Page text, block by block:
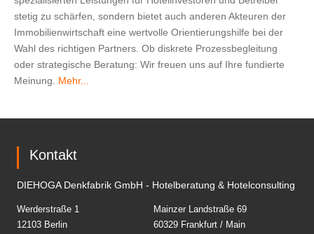
stetig zu schärfen, sondern bietet auch anderen Akteuren der
Immobilienwirtschaft eine wertvolle Orientierungshilfe bei der
Wahl des richtigen Partners. Ob diskrete Prozessbegleitung
oder strategische Beratung: Wir freuen uns auf Ihre fundierte
Meinung. Mehr...
Kontakt
DIEHOGA Denkfabrik GmbH - Hotelberatung & Hotelconsulting
Werderstraße 1
12103 Berlin
Mainzer Landstraße 69
60329 Frankfurt / Main